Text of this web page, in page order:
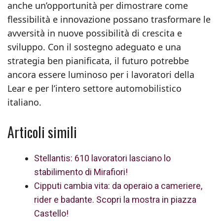
anche un’opportunità per dimostrare come
flessibilità e innovazione possano trasformare le
avversità in nuove possibilità di crescita e
sviluppo. Con il sostegno adeguato e una
strategia ben pianificata, il futuro potrebbe
ancora essere luminoso per i lavoratori della
Lear e per l’intero settore automobilistico
italiano.
Articoli simili
Stellantis: 610 lavoratori lasciano lo
stabilimento di Mirafiori!
Cipputi cambia vita: da operaio a cameriere,
rider e badante. Scopri la mostra in piazza
Castello!